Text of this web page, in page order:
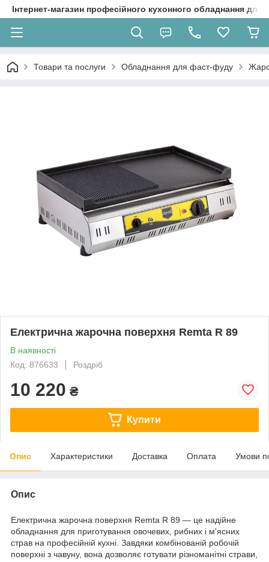
Інтернет-магазин професійного кухонного обладнання
Товари та послуги Обладнання для фаст-фуду
Електрична жарочна поверхня Remta R 89
В наявності
Код: 876633
Роздріб
10 220 ₴
Купити
Опис Характеристики Доставка Оплата Умови
Опис
Електрична жарочна поверхня Remta R 89 — це надійне
обладнання для приготування овочевих, рибних і м'ясних
страв на професійній кухні. Завдяки комбінованій робочій
поверхні з чавуну, вона дозволяє готувати різноманітні страви,